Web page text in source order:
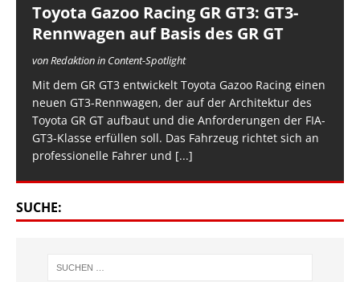
Toyota Gazoo Racing GR GT3: GT3-
Rennwagen auf Basis des GR GT
von Redaktion in Content-Spotlight
Mit dem GR GT3 entwickelt Toyota Gazoo Racing einen
neuen GT3-Rennwagen, der auf der Architektur des
Toyota GR GT aufbaut und die Anforderungen der FIA-
GT3-Klasse erfüllen soll. Das Fahrzeug richtet sich an
professionelle Fahrer und [...]
SUCHE: